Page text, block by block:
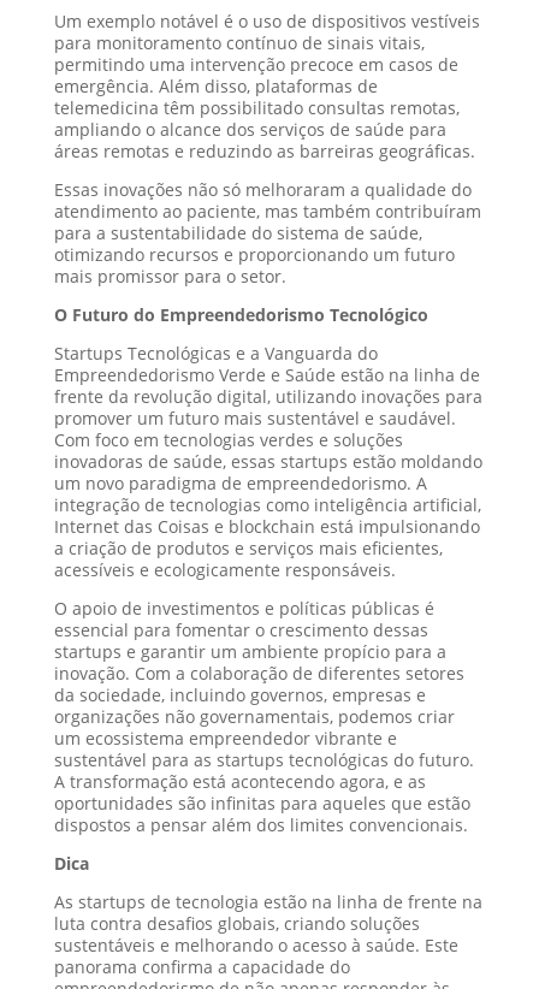
Um exemplo notável é o uso de dispositivos vestíveis
para monitoramento contínuo de sinais vitais,
permitindo uma intervenção precoce em casos de
emergência. Além disso, plataformas de
telemedicina têm possibilitado consultas remotas,
ampliando o alcance dos serviços de saúde para
áreas remotas e reduzindo as barreiras geográficas.
Essas inovações não só melhoraram a qualidade do
atendimento ao paciente, mas também contribuíram
para a sustentabilidade do sistema de saúde,
otimizando recursos e proporcionando um futuro
mais promissor para o setor.
O Futuro do Empreendedorismo Tecnológico
Startups Tecnológicas e a Vanguarda do
Empreendedorismo Verde e Saúde estão na linha de
frente da revolução digital, utilizando inovações para
promover um futuro mais sustentável e saudável.
Com foco em tecnologias verdes e soluções
inovadoras de saúde, essas startups estão moldando
um novo paradigma de empreendedorismo. A
integração de tecnologias como inteligência artificial,
Internet das Coisas e blockchain está impulsionando
a criação de produtos e serviços mais eficientes,
acessíveis e ecologicamente responsáveis.
O apoio de investimentos e políticas públicas é
essencial para fomentar o crescimento dessas
startups e garantir um ambiente propício para a
inovação. Com a colaboração de diferentes setores
da sociedade, incluindo governos, empresas e
organizações não governamentais, podemos criar
um ecossistema empreendedor vibrante e
sustentável para as startups tecnológicas do futuro.
A transformação está acontecendo agora, e as
oportunidades são infinitas para aqueles que estão
dispostos a pensar além dos limites convencionais.
Dica
As startups de tecnologia estão na linha de frente na
luta contra desafios globais, criando soluções
sustentáveis e melhorando o acesso à saúde. Este
panorama confirma a capacidade do